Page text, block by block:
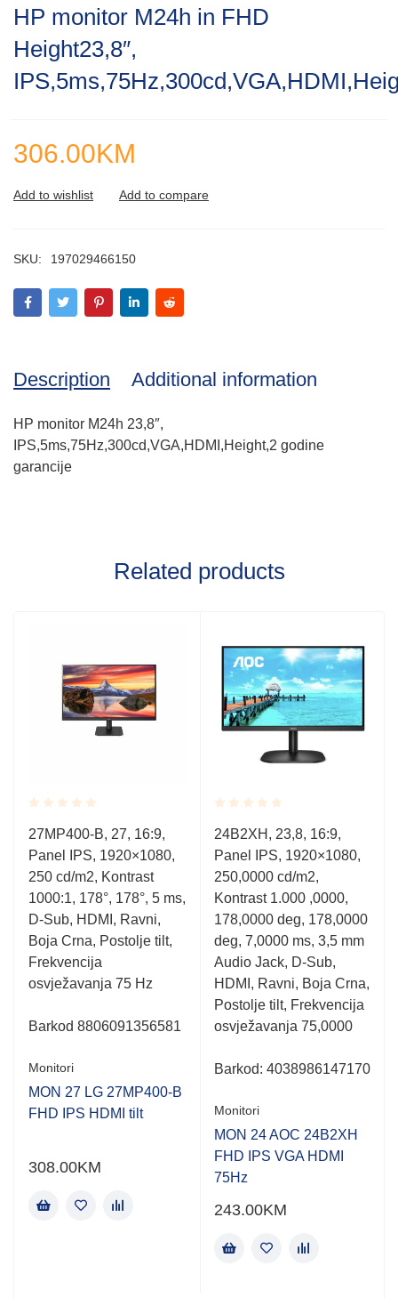
HP monitor M24h in FHD
Height23,8″,
306.00KM
SKU: 197029466150
Description Additional information
HP monitor M24h 23,8″,
IPS,5ms,75Hz,300cd,VGA,HDMI,Height,2 godine
garancije
Related products
Rated
0.001
out
of
5
27MP400-B, 27, 16:9,
Panel IPS, 1920×1080,
250 cd/m2, Kontrast
1000:1, 178°, 178°, 5 ms,
D-Sub, HDMI, Ravni,
Boja Crna, Postolje tilt,
Frekvencija
osvježavanja 75 Hz
Barkod 8806091356581
Monitori
MON 27 LG 27MP400-B
FHD IPS HDMI tilt
308.00KM
Rated
0.001
out
of
5
24B2XH, 23,8, 16:9,
Panel IPS, 1920×1080,
250,0000 cd/m2,
Kontrast 1.000 ,0000,
178,0000 deg, 178,0000
deg, 7,0000 ms, 3,5 mm
Audio Jack, D-Sub,
HDMI, Ravni, Boja Crna,
Postolje tilt, Frekvencija
osvježavanja 75,0000
Barkod: 4038986147170
Monitori
MON 24 AOC 24B2XH
FHD IPS VGA HDMI
75Hz
243.00KM